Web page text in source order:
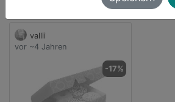
vallii
vor ~4 Jahren
-17%